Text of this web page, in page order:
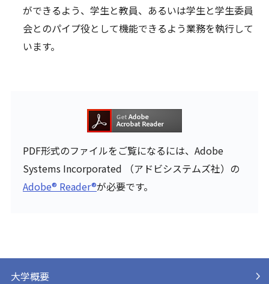
ができるよう、学生と教員、あるいは学生と学生委員
会とのパイプ役として機能できるよう業務を執行して
います。
PDF形式のファイルをご覧になるには、Adobe
Systems Incorporated （アドビシステムズ社）の
Adobe® Reader®が必要です。
大学概要